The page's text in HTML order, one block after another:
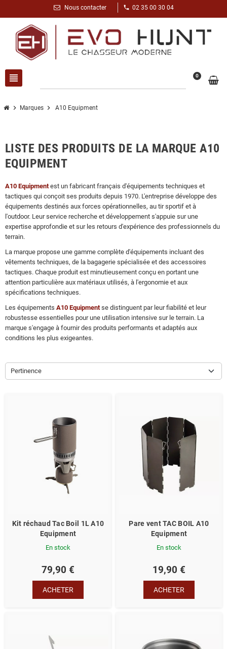
Nous contacter phone 02 35 00 30 04
view_headline 0
chevron_right Marques chevron_right A10 Equipment
LISTE DES PRODUITS DE LA MARQUE A10
EQUIPMENT
A10 Equipmentest un fabricant français d'équipements techniques et
tactiques qui conçoit ses produits depuis 1970. L'entreprise développe des
équipements destinés aux forces opérationnelles, au tir sportif et à
l'outdoor. Leur service recherche et développement s'appuie sur une
expertise approfondie et sur les retours d'expérience des professionnels du
terrain.
La marque propose une gamme complète d'équipements incluant des
vêtements techniques, de la bagagerie spécialisée et des accessoires
tactiques. Chaque produit est minutieusement conçu en portant une
attention particulière aux matériaux utilisés, à l'ergonomie et aux
spécifications techniques.
Les équipements A10 Equipmentse distinguent par leur fiabilité et leur
robustesse essentielles pour une utilisation intensive sur le terrain. La
marque s'engage à fournir des produits performants et adaptés aux
conditions les plus exigeantes.
Pertinence
Kit réchaud Tac Boil 1L A10
Equipment
En stock
79,90 €
ACHETER
Pare vent TAC BOIL A10
Equipment
En stock
19,90 €
ACHETER